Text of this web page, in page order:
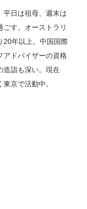
平日は祖母、週末は
す。オーストラリ
20年以上。中国国際
アドバイザーの資格
造詣も深い。現在
京で活動中。